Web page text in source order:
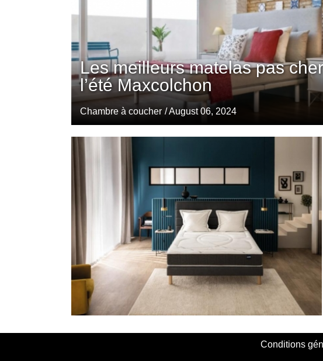
Les meilleurs matelas pas
l’été Maxcolchon
Chambre à coucher / August 06, 2024
Conditions